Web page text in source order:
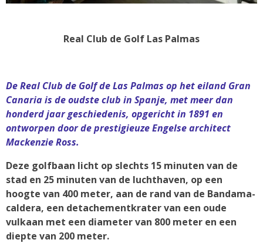
Real Club de Golf Las Palmas
De Real Club de Golf de Las Palmas op het eiland Gran
Canaria is de oudste club in Spanje, met meer dan
honderd jaar geschiedenis, opgericht in 1891 en
ontworpen door de prestigieuze Engelse architect
Mackenzie Ross.
Deze golfbaan licht op slechts 15 minuten van de
stad en 25 minuten van de luchthaven, op een
hoogte van 400 meter, aan de rand van de Bandama-
caldera, een detachementkrater van een oude
vulkaan met een diameter van 800 meter en een
diepte van 200 meter.